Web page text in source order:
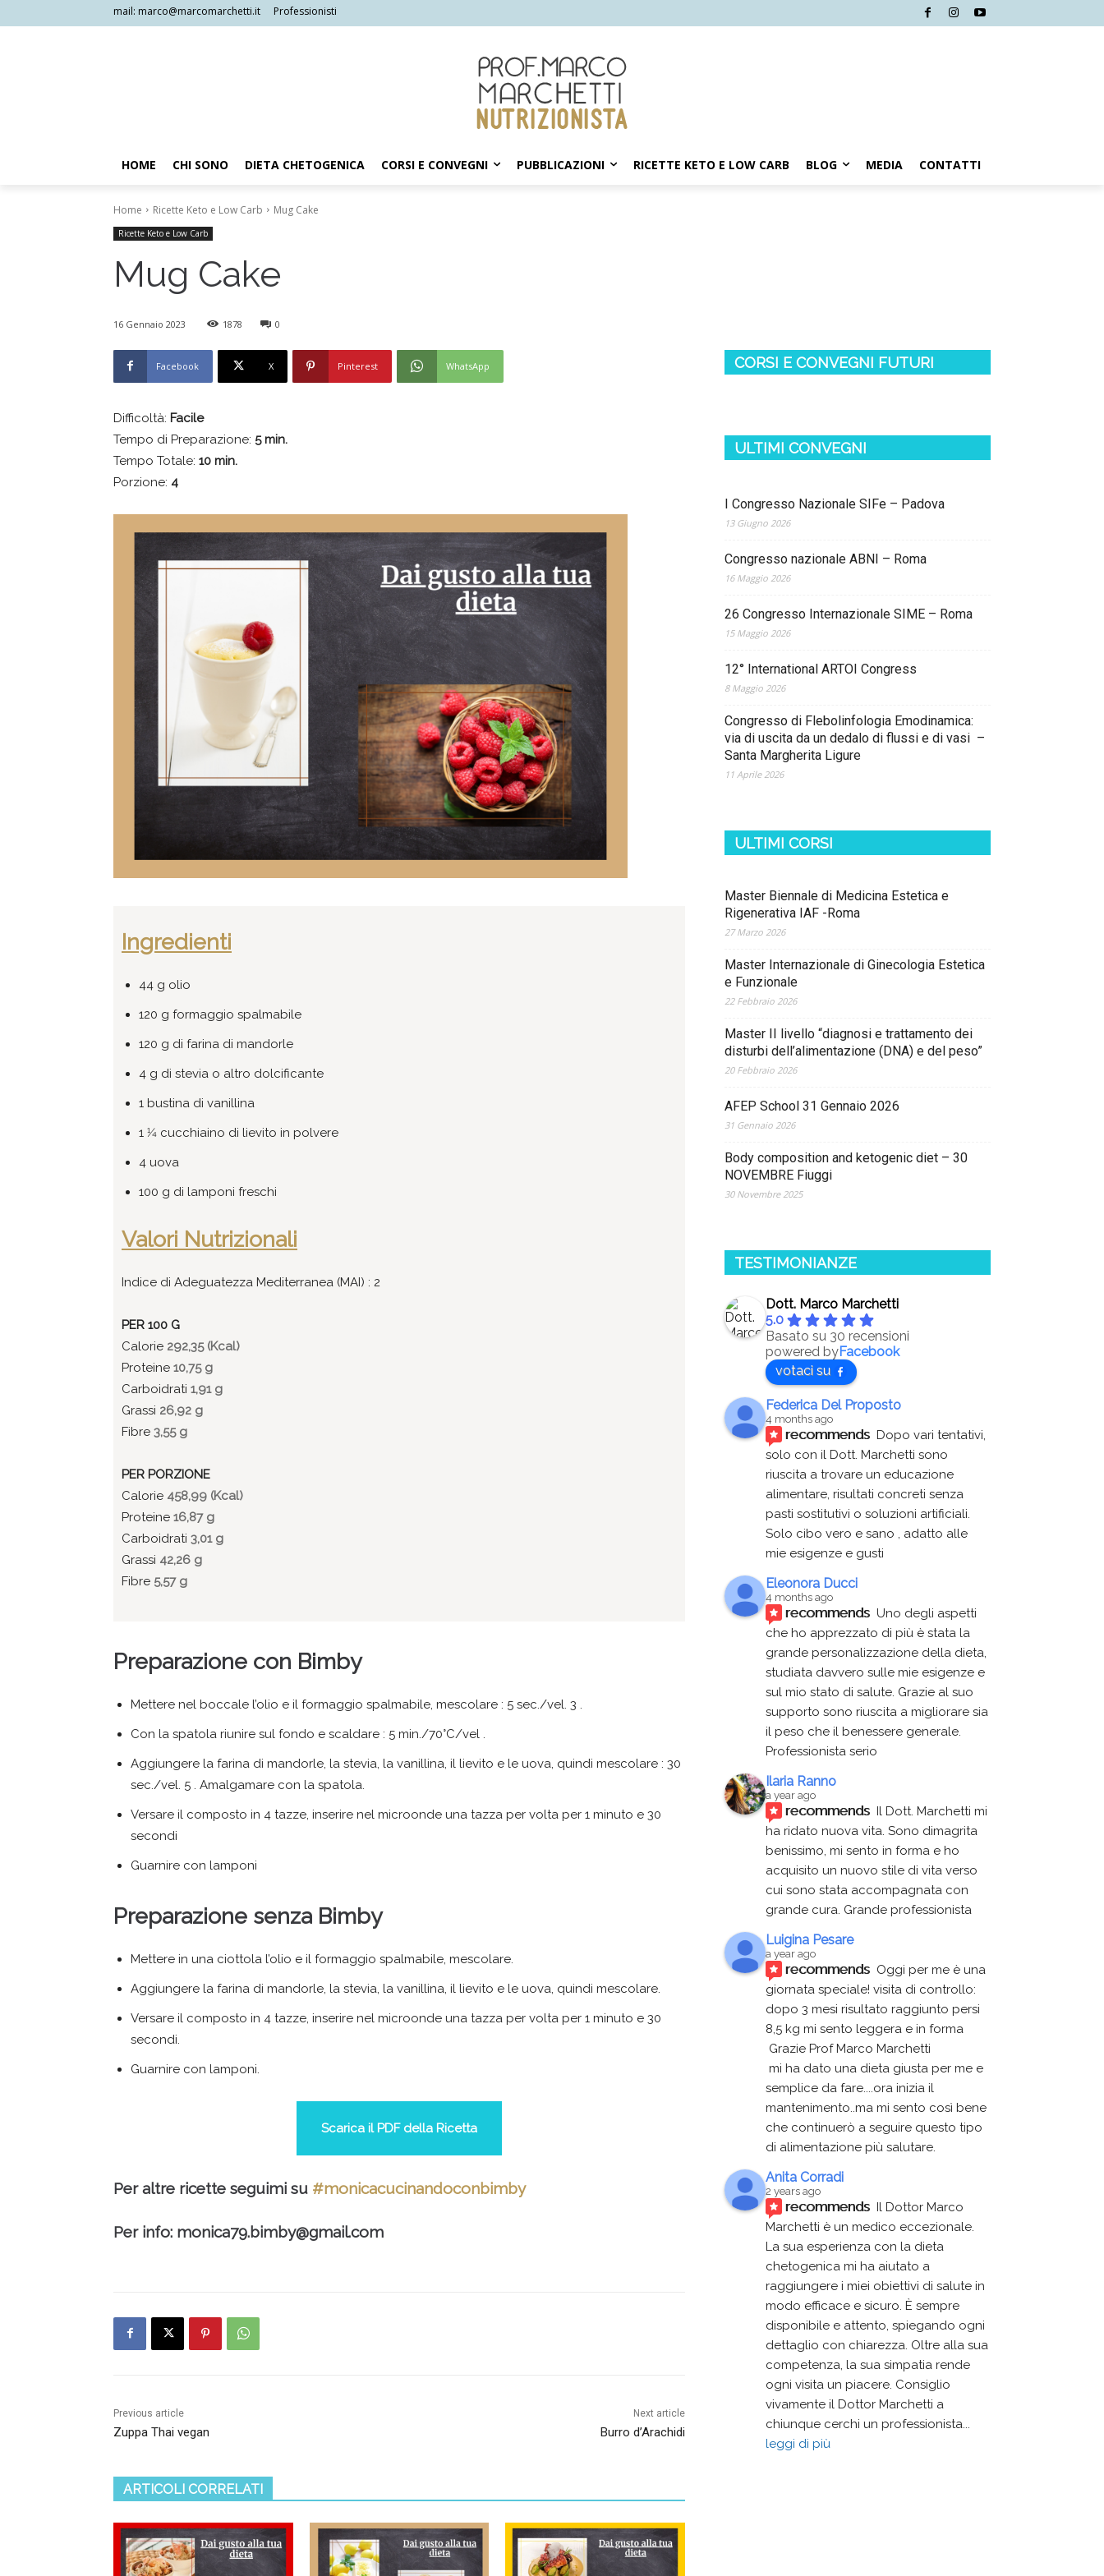
mail: marco@marcomarchetti.it Professionisti
HOME CHI SONO DIETA CHETOGENICA CORSI E CONVEGNI PUBBLICAZIONI RICETTE KETO E LOW CARB BLOG MEDIA CONTATTI
Home Ricette Keto e Low Carb Mug Cake
Ricette Keto e Low Carb
Mug Cake
16 Gennaio 2023 1878 0
Facebook X Pinterest WhatsApp
Difficoltà: Facile
Tempo di Preparazione: 5 min.
Tempo Totale: 10 min.
Porzione: 4
Ingredienti
44 g olio
120 g formaggio spalmabile
120 g di farina di mandorle
4 g di stevia o altro dolcificante
1 bustina di vanillina
1 1⁄4 cucchiaino di lievito in polvere
4 uova
100 g di lamponi freschi
Valori Nutrizionali
Indice di Adeguatezza Mediterranea (MAI) : 2
PER 100 G
Calorie 292,35 (Kcal)
Proteine 10,75 g
Carboidrati 1,91 g
Grassi 26,92 g
Fibre 3,55 g
PER PORZIONE
Calorie 458,99 (Kcal)
Proteine 16,87 g
Carboidrati 3,01 g
Grassi 42,26 g
Fibre 5,57 g
Preparazione con Bimby
Mettere nel boccale l’olio e il formaggio spalmabile, mescolare : 5 sec./vel. 3 .
Con la spatola riunire sul fondo e scaldare : 5 min./70°C/vel .
Aggiungere la farina di mandorle, la stevia, la vanillina, il lievito e le uova, quindi mescolare : 30
sec./vel. 5 . Amalgamare con la spatola.
Versare il composto in 4 tazze, inserire nel microonde una tazza per volta per 1 minuto e 30
secondi
Guarnire con lamponi
Preparazione senza Bimby
Mettere in una ciottola l’olio e il formaggio spalmabile, mescolare.
Aggiungere la farina di mandorle, la stevia, la vanillina, il lievito e le uova, quindi mescolare.
Versare il composto in 4 tazze, inserire nel microonde una tazza per volta per 1 minuto e 30
secondi.
Guarnire con lamponi.
Scarica il PDF della Ricetta
Per altre ricette seguimi su #monicacucinandoconbimby
Per info: monica79.bimby@gmail.com
Previous article
Zuppa Thai vegan
Next article
Burro d’Arachidi
ARTICOLI CORRELATI
CORSI E CONVEGNI FUTURI
ULTIMI CONVEGNI
I Congresso Nazionale SIFe – Padova
13 Giugno 2026
Congresso nazionale ABNI – Roma
16 Maggio 2026
26 Congresso Internazionale SIME – Roma
15 Maggio 2026
12° International ARTOI Congress
8 Maggio 2026
Congresso di Flebolinfologia Emodinamica:
via di uscita da un dedalo di flussi e di vasi –
Santa Margherita Ligure
11 Aprile 2026
ULTIMI CORSI
Master Biennale di Medicina Estetica e
Rigenerativa IAF -Roma
27 Marzo 2026
Master Internazionale di Ginecologia Estetica
e Funzionale
22 Febbraio 2026
Master II livello “diagnosi e trattamento dei
disturbi dell’alimentazione (DNA) e del peso”
20 Febbraio 2026
AFEP School 31 Gennaio 2026
31 Gennaio 2026
Body composition and ketogenic diet – 30
NOVEMBRE Fiuggi
30 Novembre 2025
TESTIMONIANZE
Dott. Marco Marchetti
5.0
Basato su 30 recensioni
powered byFacebook
votaci su
Federica Del Proposto
4 months ago
recommends Dopo vari tentativi,
solo con il Dott. Marchetti sono
riuscita a trovare un educazione
alimentare, risultati concreti senza
pasti sostitutivi o soluzioni artificiali.
Solo cibo vero e sano , adatto alle
mie esigenze e gusti
Eleonora Ducci
4 months ago
recommends Uno degli aspetti
che ho apprezzato di più è stata la
grande personalizzazione della dieta,
studiata davvero sulle mie esigenze e
sul mio stato di salute. Grazie al suo
supporto sono riuscita a migliorare sia
il peso che il benessere generale.
Professionista serio
Ilaria Ranno
a year ago
recommends Il Dott. Marchetti mi
ha ridato nuova vita. Sono dimagrita
benissimo, mi sento in forma e ho
acquisito un nuovo stile di vita verso
cui sono stata accompagnata con
grande cura. Grande professionista
Luigina Pesare
a year ago
recommends Oggi per me è una
giornata speciale! visita di controllo:
dopo 3 mesi risultato raggiunto persi
8,5 kg mi sento leggera e in forma
Grazie Prof Marco Marchetti
semplice da fare....ora inizia il
mantenimento..ma mi sento così bene
che continuerò a seguire questo tipo
di alimentazione più salutare.
Anita Corradi
2 years ago
recommends Il Dottor Marco
Marchetti è un medico eccezionale.
La sua esperienza con la dieta
chetogenica mi ha aiutato a
raggiungere i miei obiettivi di salute in
modo efficace e sicuro. È sempre
disponibile e attento, spiegando ogni
dettaglio con chiarezza. Oltre alla sua
competenza, la sua simpatia rende
ogni visita un piacere. Consiglio
vivamente il Dottor Marchetti a
chiunque cerchi un professionista
leggi di più